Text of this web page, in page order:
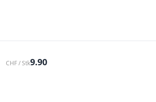
CHF / Stk9.90